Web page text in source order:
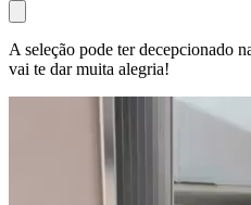
A seleção pode ter decepcionado
vai te dar muita alegria!